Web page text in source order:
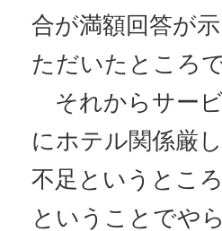
合が満額回答が
ただいたところ
それからサー
にホテル関係厳
不足というとこ
ということでや